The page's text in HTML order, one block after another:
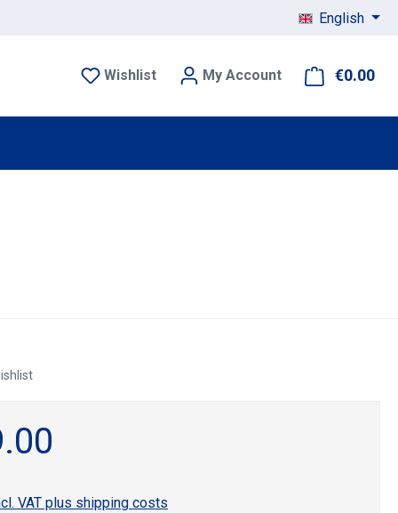
English
Wishlist My Account €0.00
VAT plus shipping costs